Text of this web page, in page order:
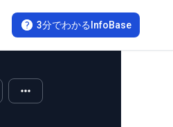
3分でわかるInfoBase